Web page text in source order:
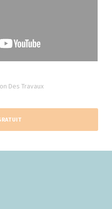
Des Travaux